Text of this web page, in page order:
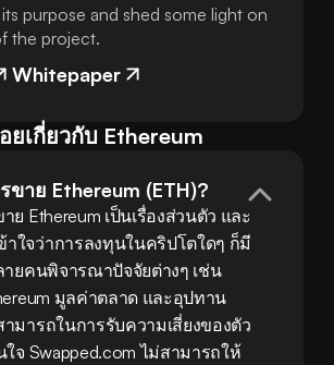
purpose and shed some light on
the project.
Whitepaper
เกี่ยวกับ Ethereum
าย Ethereum (ETH)?
ย Ethereum เป็นเรื่องส่วนตัว และ
ใจว่าการลงทุนในคริปโตใดๆ ก็มี
ายคนพิจารณาปัจจัยต่างๆ เช่น
มูลค่าตลาด และอุปทาน
มารถในการรับความเสี่ยงของตัว
จ Swapped.com ไม่สามารถให้